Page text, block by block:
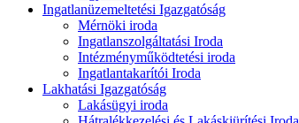
Ingatlanüzemeltetési Igazgatóság
Mérnöki iroda
Ingatlanszolgáltatási Iroda
Intézményműködtetési iroda
Ingatlantakarítói Iroda
Lakhatási Igazgatóság
Lakásügyi iroda